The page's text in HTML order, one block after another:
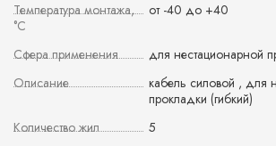
Температура монтажа,
°С
от -40 до +40
Сфера применения
для нестационарной
Описание
кабель силовой , для
прокладки (гибкий)
Количество жил
5